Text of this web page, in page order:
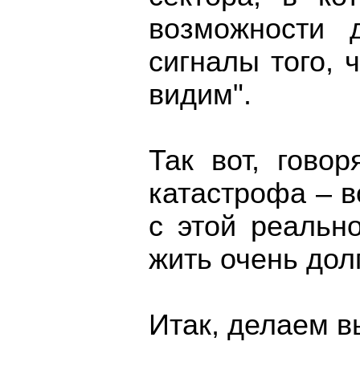
сигналы того,
видим".
Так вот,
катастрофа –
с этой
жить очень
Итак, делаем